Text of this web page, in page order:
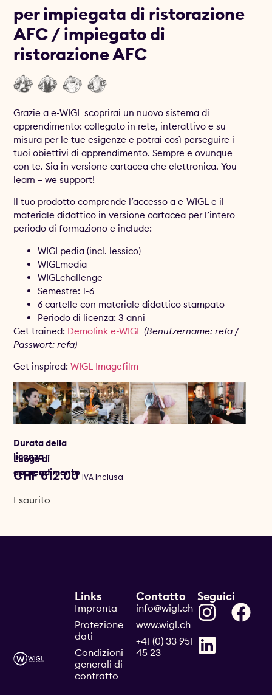
per impiegata di ristorazione
AFC / impiegato di
ristorazione AFC
Grazie a e-WIGL scoprirai un nuovo sistema di
apprendimento: collegato in rete, interattivo e su
misura per le tue esigenze e potrai così perseguire i
tuoi obiettivi di apprendimento. Sempre e ovunque
con te. Sia in versione cartacea che elettronica. You
learn – we support!
Il tuo prodotto comprende l’accesso a e-WIGL e il
materiale didattico in versione cartacea per l’intero
periodo di formaziono e include:
WIGLpedia (incl. lessico)
WIGLmedia
WIGLchallenge
Semestre: 1-6
6 cartelle con materiale didattico stampato
Periodo di licenza: 3 anni
Get trained: Demolink e-WIGL (Benutzername: refa /
Passwort: refa)
Get inspired:WIGL Imagefilm
Durata della
licenza
Luogo di
apprendimento
CHF612.00 IVA Inclusa
Esaurito
Contatto
info@wigl.ch
www.wigl.ch
+41 (0) 33 951
45 23
Links
Impronta
Protezione
dati
Condizioni
generali di
contratto
Seguici